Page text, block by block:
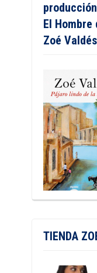
El Hombre
Zoé Valdés
TIENDA